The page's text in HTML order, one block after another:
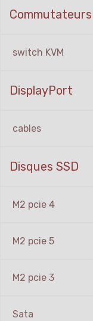
Commutateurs
switch KVM
DisplayPort
cables
Disques SSD
M2 pcie 4
M2 pcie 5
M2 pcie 3
Sata